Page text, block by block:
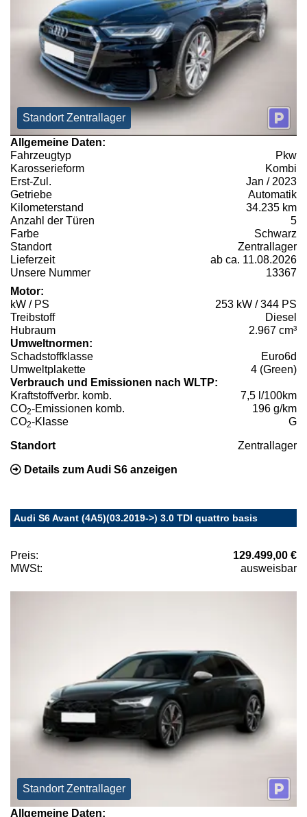
Standort Zentrallager
Allgemeine Daten:
Fahrzeugtyp
Pkw
Karosserieform
Kombi
Erst-Zul.
Jan / 2023
Getriebe
Automatik
Kilometerstand
34.235 km
Anzahl der Türen
5
Farbe
Schwarz
Standort
Zentrallager
Lieferzeit
ab ca. 11.08.2026
Unsere Nummer
13367
Motor:
kW / PS
253 kW / 344 PS
Treibstoff
Diesel
Hubraum
2.967 cm³
Umweltnormen:
Schadstoffklasse
Euro6d
Umweltplakette
4 (Green)
Verbrauch und Emissionen nach WLTP:
Kraftstoffverbr. komb.
7,5 l/100km
CO2-Emissionen komb.
196 g/km
CO2-Klasse G
Standort Zentrallager
Details zum Audi S6 anzeigen
Audi S6 Avant (4A5)(03.2019->) 3.0 TDI quattro basis
Preis:
129.499,00 €
MWSt:
ausweisbar
Standort Zentrallager
Allgemeine Daten: